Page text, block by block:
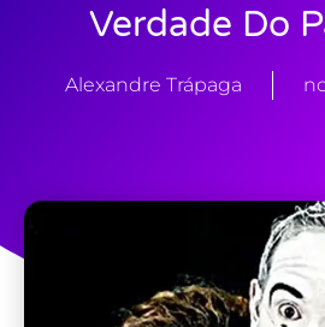
Verdade Do
Alexandre Trápaga